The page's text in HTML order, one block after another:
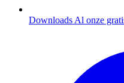
Downloads Al onze